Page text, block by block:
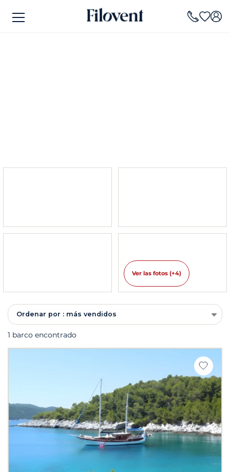
Ver las fotos (+4)
Ordenar por : más vendidos
1 barco encontrado